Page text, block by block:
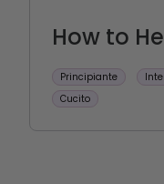
How to
Principiante
Cucito